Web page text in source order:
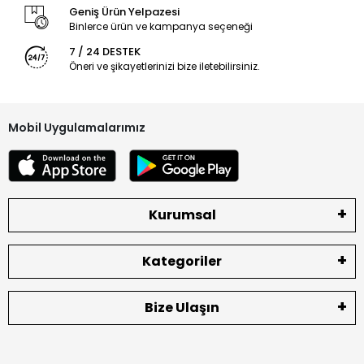
İADE VE DEĞİŞİM KURALLARI
LCD Ekran, Kasa, Kapak, Bataryalar ve diğer aldığınız iç
akşamlarda ürünün hasar görmemiş olması gerekmektedir.
yapın.
Vidası takılan ürünlerde, kırık, lehimli, jelatinsiz etiketsiz
ekranlarda hata müşteriden kaynaklı ise yedek parça
olduğu için sizlere bu konuda yardımcı olamamaktayız.
Bataryaların soketleri hasarlı olmamalıdır.
Ekranların iç LCD kısmı ve dış dokunmatik bölümünde çizik vs
İade ve değişimlerde gönderinizi mutlaka YURTİÇİ KARGO
Geniş Ürün Yelpazesi
Binlerce ürün ve kampanya seçeneği
7 / 24 DESTEK
Öneri ve şikayetlerinizi bize iletebilirsiniz.
Mobil Uygulamalarımız
Kurumsal
Kategoriler
Bize Ulaşın